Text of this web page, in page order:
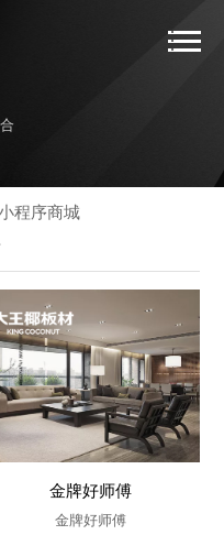
程序商城
- 金牌好师傅 -
金牌好师傅
金牌好师傅